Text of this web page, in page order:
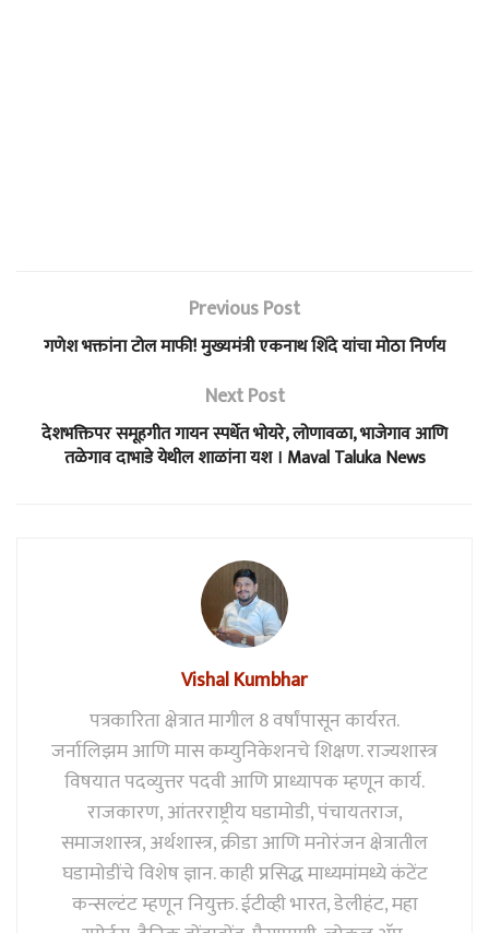
Previous Post
गणेश भक्तांना टोल माफी! मुख्यमंत्री एकनाथ शिंदे यांचा मोठा निर्णय
Next Post
देशभक्तिपर समूहगीत गायन स्पर्धेत भोयरे, लोणावळा, भाजेगाव आणि
तळेगाव दाभाडे येथील शाळांना यश । Maval Taluka News
Vishal Kumbhar
पत्रकारिता क्षेत्रात मागील 8 वर्षांपासून कार्यरत.
जर्नालिझम आणि मास कम्युनिकेशनचे शिक्षण. राज्यशास्त्र
विषयात पदव्युत्तर पदवी आणि प्राध्यापक म्हणून कार्य.
राजकारण, आंतरराष्ट्रीय घडामोडी, पंचायतराज,
समाजशास्त्र, अर्थशास्त्र, क्रीडा आणि मनोरंजन क्षेत्रातील
घडामोडींचे विशेष ज्ञान. काही प्रसिद्ध माध्यमांमध्ये कंटेंट
कन्सल्टंट म्हणून नियुक्त. ईटीव्ही भारत, डेलीहंट, महा